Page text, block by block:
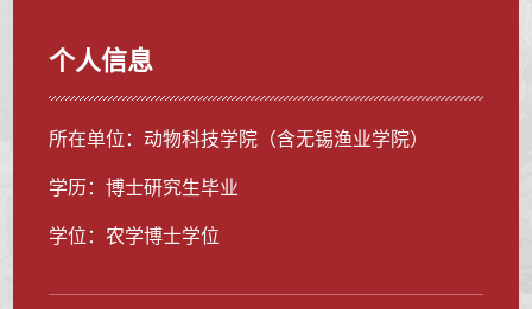
个人信息
所在单位：动物科技学院（含无锡渔业学院）
学历：博士研究生毕业
学位：农学博士学位